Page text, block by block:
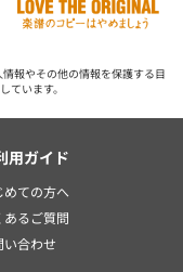
報やその他の情報を保護する目
ています。
用ガイド
めての方へ
あるご質問
い合わせ